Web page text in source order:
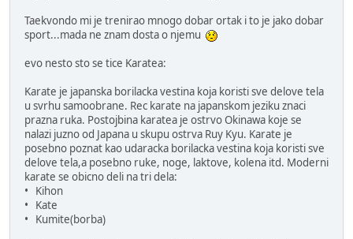
Taekvondo mi je trenirao mnogo dobar ortak i to je jako dobar
sport...mada ne znam dosta o njemu
evo nesto sto se tice Karatea:
Karate je japanska borilacka vestina koja koristi sve delove tela
u svrhu samoobrane. Rec karate na japanskom jeziku znaci
prazna ruka. Postojbina karatea je ostrvo Okinawa koje se
nalazi juzno od Japana u skupu ostrva Ruy Kyu. Karate je
posebno poznat kao udaracka borilacka vestina koja koristi sve
delove tela,a posebno ruke, noge, laktove, kolena itd. Moderni
karate se obicno deli na tri dela:
• Kihon
• Kate
• Kumite(borba)